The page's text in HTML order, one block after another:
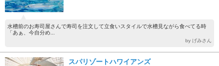
水槽前のお寿司屋さんで寿司を注文して立食いスタイルで水槽見ながら食べてる時
「あぁ、今自分め...
by げみさん
スパリゾートハワイアンズ